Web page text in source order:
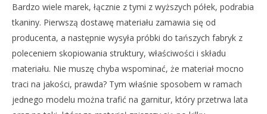
Bardzo wiele marek, łącznie z tymi z wyższych półek, podrabia
tkaniny. Pierwszą dostawę materiału zamawia się od
producenta, a następnie wysyła próbki do tańszych fabryk z
poleceniem skopiowania struktury, właściwości i składu
materiału. Nie muszę chyba wspominać, że materiał mocno
traci na jakości, prawda? Tym właśnie sposobem w ramach
jednego modelu można trafić na garnitur, który przetrwa lata